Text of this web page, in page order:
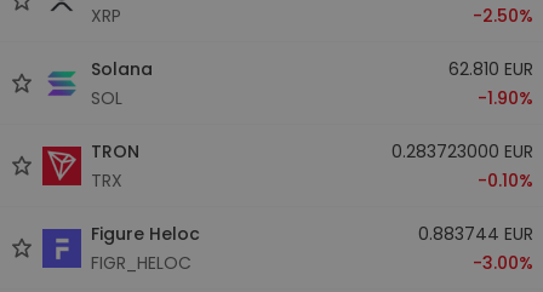
XRP
-2.50%
Solana
SOL
62.810 EUR
-1.90%
TRON
TRX
0.283723000 EUR
-0.10%
Figure Heloc
FIGR_HELOC
0.883744 EUR
-3.00%